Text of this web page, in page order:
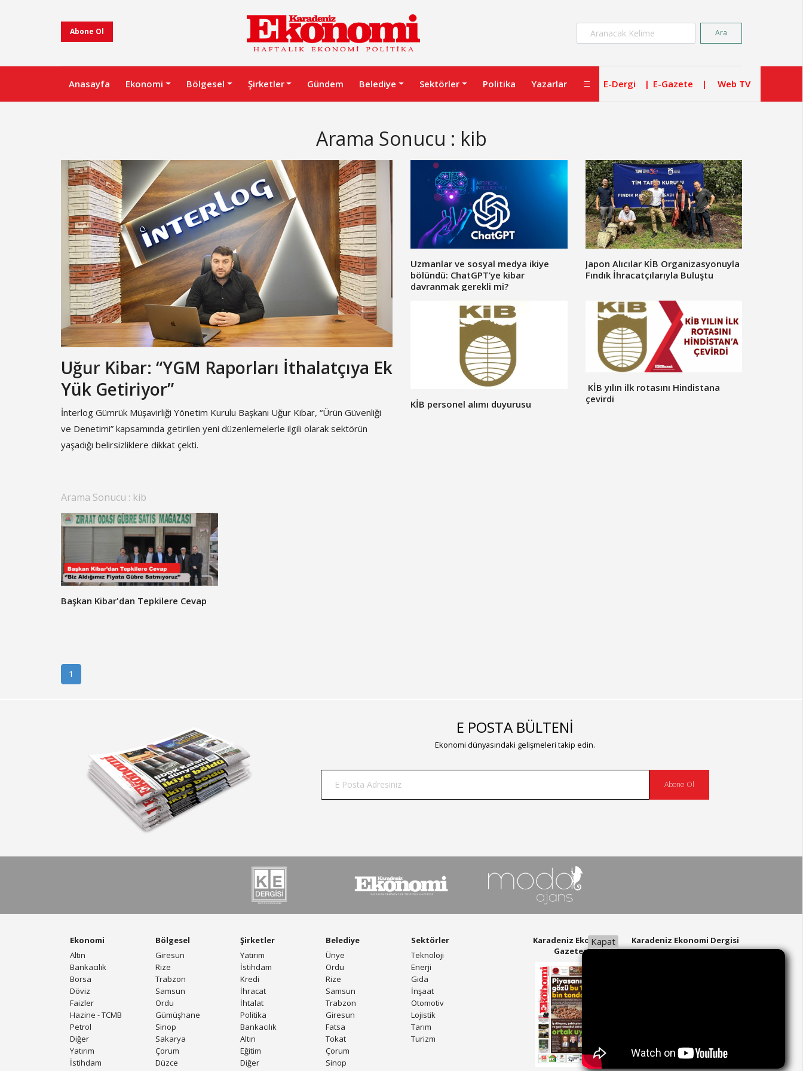
Abone Ol Ara
Anasayfa Ekonomi Bölgesel Şirketler Gündem Belediye Sektörler Politika Yazarlar E-Dergi E-Gazete Web TV
Arama Sonucu : kib
Uğur Kibar: “YGM Raporları İthalatçıya Ek
Yük Getiriyor”
İnterlog Gümrük Müşavirliği Yönetim Kurulu Başkanı Uğur Kibar, “Ürün Güvenliği
ve Denetimi” kapsamında getirilen yeni düzenlemelerle ilgili olarak sektörün
yaşadığı belirsizliklere dikkat çekti.
Uzmanlar ve sosyal medya ikiye
bölündü: ChatGPT’ye kibar
davranmak gerekli mi?
Japon Alıcılar KİB Organizasyonuyla
Fındık İhracatçılarıyla Buluştu
KİB personel alımı duyurusu
​ KİB yılın ilk rotasını Hindistana
çevirdi
Arama Sonucu : kib
Başkan Kibar'dan Tepkilere Cevap
1
E POSTA BÜLTENİ
Ekonomi dünyasındaki gelişmeleri takip edin.
Abone Ol
Ekonomi
Altın
Bankacılık
Borsa
Döviz
Faizler
Hazine - TCMB
Petrol
Diğer
Yatırım
İstihdam
Bölgesel
Giresun
Rize
Trabzon
Samsun
Ordu
Gümüşhane
Sinop
Sakarya
Çorum
Düzce
Şirketler
Yatırım
İstihdam
Kredi
İhracat
İhtalat
Politika
Bankacılık
Altın
Eğitim
Diğer
Belediye
Ünye
Ordu
Rize
Samsun
Trabzon
Giresun
Fatsa
Tokat
Çorum
Sinop
Sektörler
Teknoloji
Enerji
Gıda
İnşaat
Otomotiv
Lojistik
Tarım
Turizm
Karadeniz Ekonomi
Gazetesi
Karadeniz Ekonomi Dergisi
Kapat